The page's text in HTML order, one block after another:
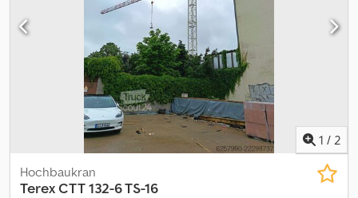
1 / 2
Hochbaukran
TerexCTT 132-6 TS-16